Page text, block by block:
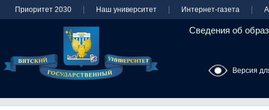
Приоритет 2030 Наш университет Интернет-газета
Сведения об
Версия